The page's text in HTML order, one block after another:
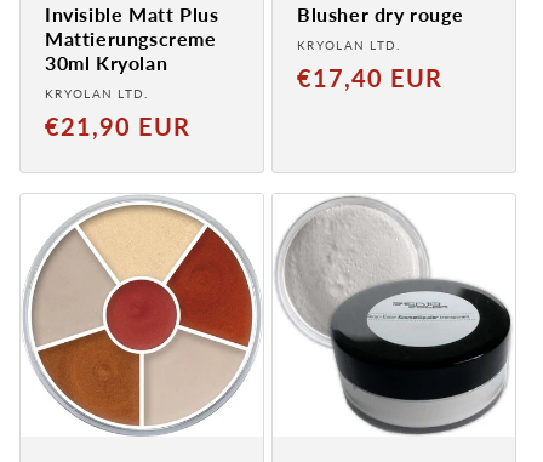
Invisible Matt Plus
Mattierungscreme
30ml Kryolan
Provider:
KRYOLAN LTD.
Normal
€21,90 EUR
Blusher dry rouge
Provider:
KRYOLAN LTD.
Normaler
€17,40 EUR